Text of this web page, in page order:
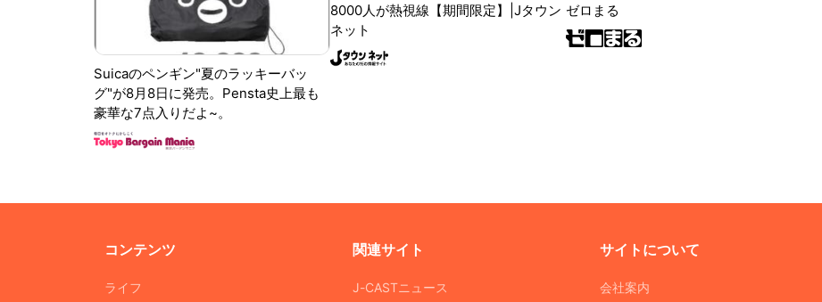
Suicaのペンギン"夏のラッキーバッ
グ"が8月8日に発売。Pensta史上最も
豪華な7点入りだよ~。
8000人が熱視線【期間限定】|Jタウン
ネット
ゼロまる
コンテンツ
ライフ
関連サイト
J-CASTニュース
サイトについて
会社案内